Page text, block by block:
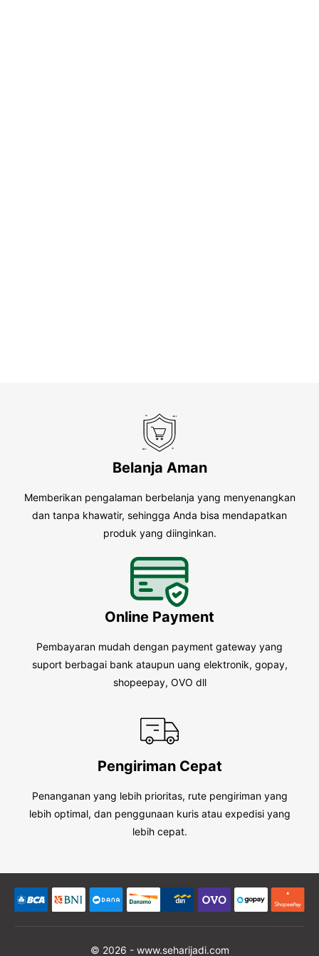
Belanja Aman
Memberikan pengalaman berbelanja yang menyenangkan
dan tanpa khawatir, sehingga Anda bisa mendapatkan
produk yang diinginkan.
Online Payment
Pembayaran mudah dengan payment gateway yang
suport berbagai bank ataupun uang elektronik, gopay,
shopeepay, OVO dll
Pengiriman Cepat
Penanganan yang lebih prioritas, rute pengiriman yang
lebih optimal, dan penggunaan kuris atau expedisi yang
lebih cepat.
© 2026 - www.seharijadi.com